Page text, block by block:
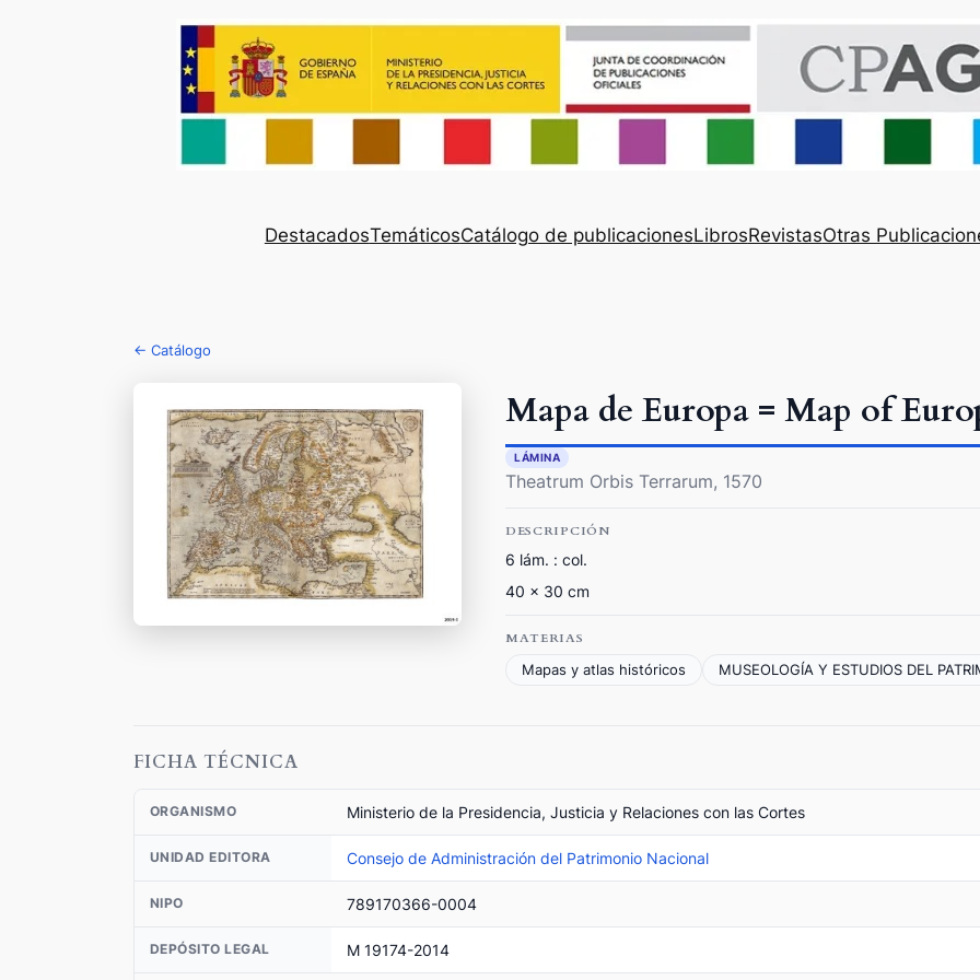
DestacadosTemáticosCatálogo de publicacionesLibrosRevistasOtras
← Catálogo
Mapa de Europa = Map of
LÁMINA
Theatrum Orbis Terrarum, 1570
DESCRIPCIÓN
6 lám. : col.
40 x 30 cm
MATERIAS
Mapas y atlas históricos
MUSEOLOGÍA Y ESTUDIOS DEL
FICHA TÉCNICA
ORGANISMO Ministerio de la Presidencia, Justicia y Relaciones con las Cortes
UNIDAD EDITORA Consejo de Administración del Patrimonio Nacional
NIPO 789170366-0004
DEPÓSITO LEGAL M 19174-2014